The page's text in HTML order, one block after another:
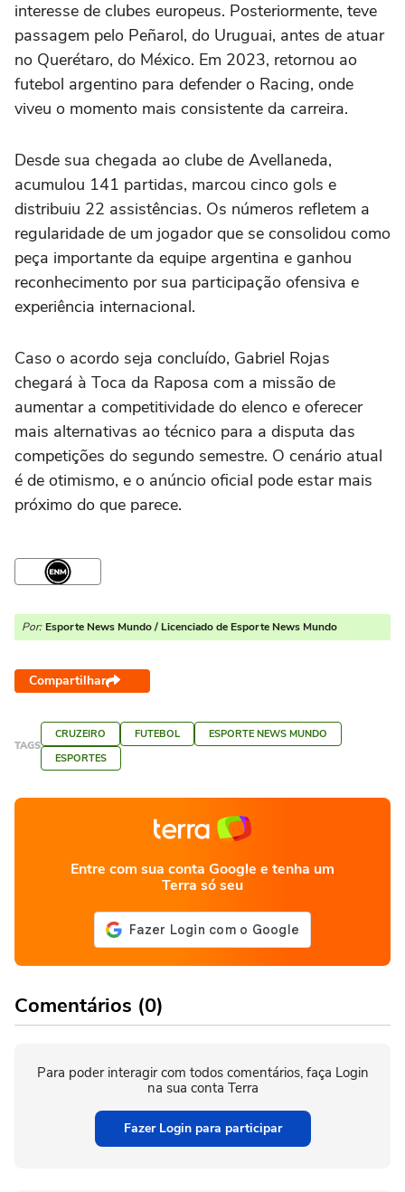
interesse de clubes europeus. Posteriormente, teve
passagem pelo Peñarol, do Uruguai, antes de atuar
no Querétaro, do México. Em 2023, retornou ao
futebol argentino para defender o Racing, onde
viveu o momento mais consistente da carreira.
Desde sua chegada ao clube de Avellaneda,
acumulou 141 partidas, marcou cinco gols e
distribuiu 22 assistências. Os números refletem a
regularidade de um jogador que se consolidou como
peça importante da equipe argentina e ganhou
reconhecimento por sua participação ofensiva e
experiência internacional.
Caso o acordo seja concluído, Gabriel Rojas
chegará à Toca da Raposa com a missão de
aumentar a competitividade do elenco e oferecer
mais alternativas ao técnico para a disputa das
competições do segundo semestre. O cenário atual
é de otimismo, e o anúncio oficial pode estar mais
próximo do que parece.
Por: Esporte News Mundo / Licenciado de Esporte News Mundo
Compartilhar
TAGS
CRUZEIRO FUTEBOL
ESPORTE NEWS MUNDO
ESPORTES
Entre com sua conta Google e tenha um
Terra só seu
Comentários (0)
Para poder interagir com todos comentários, faça Login
na sua conta Terra
Fazer Login para participar